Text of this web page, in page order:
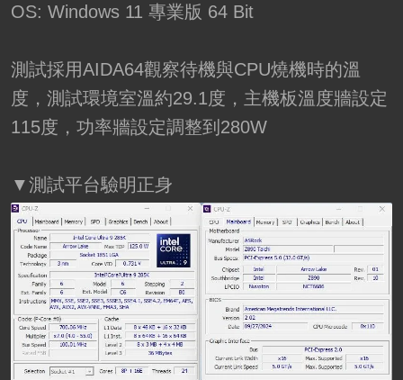
OS: Windows 11 專業版 64 Bit
測試採用AIDA64觀察待機與CPU燒機時的溫
度，測試環境室溫約29.1度，主機板溫度牆設定
115度，功率牆設定調整到280W
▼測試平台驗明正身